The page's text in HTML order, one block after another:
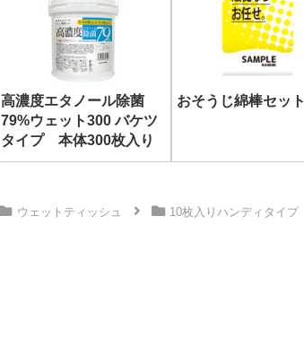
高濃度エタノール除菌
79%ウェット300 バケツ
タイプ 本体300枚入り
おそうじ綿棒セット
ウェットティッシュ 10枚入りハンディタイプ